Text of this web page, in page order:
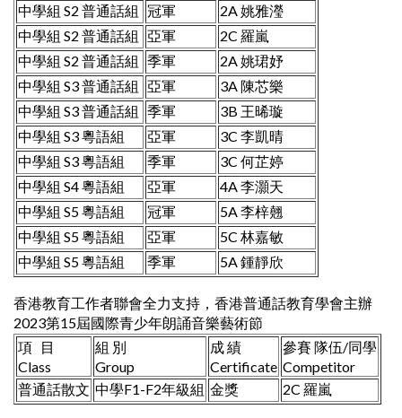
中學組 S2 普通話組 冠軍
2A 姚雅瀅
中學組 S2 普通話組 亞軍
2C 羅嵐
中學組 S2 普通話組 季軍
2A 姚珺妤
中學組 S3 普通話組 亞軍
3A 陳芯樂
中學組 S3 普通話組 季軍
3B 王晞璇
中學組 S3 粵語組
亞軍
3C 李凱晴
中學組 S3 粵語組
季軍
3C 何芷婷
中學組 S4 粵語組
亞軍
4A 李灝天
中學組 S5 粵語組
冠軍
5A 李梓翹
中學組 S5 粵語組
亞軍
5C 林嘉敏
中學組 S5 粵語組
季軍 5A 鍾靜欣
香港教育工作者聯會全力支持，香港普通話教育學會主辦
2023第15屆國際青少年朗誦音樂藝術節
項 目
Class
組 別
Group
成 績
Certificate
參賽 隊伍/同學
Competitor
普通話散文 中學F1-F2年級組 金獎 2C 羅嵐